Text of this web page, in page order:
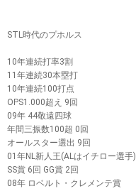
STL時代のプホルス
10年連続打率3割
11年連続30本塁打
10年連続100打点
OPS1.000超え 9回
09年 44敬遠四球
年間三振数100超 0回
オールスター選出 9回
01年NL新人王(ALはイチロー選手)
SS賞 6回 GG賞 2回
08年 ロベルト・クレメンテ賞